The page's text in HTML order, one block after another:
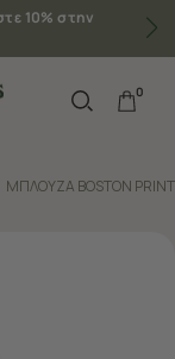
10% στην
0
ΜΠΛΟΥΖΑ BOSTON PRINT